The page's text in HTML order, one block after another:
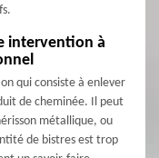
intervention à
qui consiste à enlever
de cheminée. Il peut
métallique, ou
de bistres est trop